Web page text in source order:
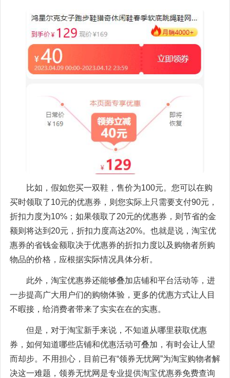
比如，假如您买一双鞋，售价为100元。您可以在购
买时领取了10元的优惠券，则您实际上只需要支付90元，
折扣力度为10%；如果领取了20元的优惠券，则节省的金
额则将达到20元，折扣力度高达20%。也就是说，淘宝优
惠券的省钱金额取决于优惠券的折扣力度以及购物者所购
物品的价格，应根据实际情况具体分析。
此外，淘宝优惠券还能够叠加店铺和平台活动等，进
一步提高广大用户们的购物体验，更多的优惠方式让人目
不暇接，给消费者带来了实实在在的实惠。
但是，对于淘宝新手来说，不知道从哪里获取优惠
券，如何知道哪些店铺和优惠活动可叠加，有时会让人望
而却步。不用担心，目前已有“领券无忧网”为淘宝购物者解
决这一难题，领券无忧网是专业提供淘宝优惠券免费查询